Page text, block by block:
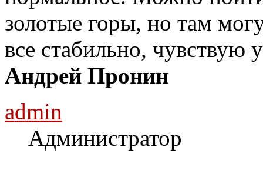
золотые горы, но там
все стабильно, чувствую
Андрей Пронин
admin
Администратор